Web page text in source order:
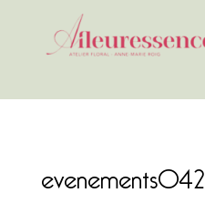
evenements042